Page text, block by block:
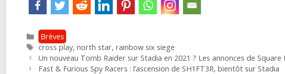
Catégories
Brèves
Étiquettes
cross play,north star,rainbow six siege
Post
navigation
Un nouveau Tomb Raider sur Stadia en 2021 ? Les annonces de Square
Fast & Furious Spy Racers : l’ascension de SH1FT3R, bientôt sur Stadia